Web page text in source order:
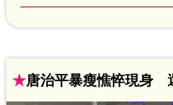
友表示，他的狀況已
受。這段時間，不少友
★唐治平暴瘦憔悴現身